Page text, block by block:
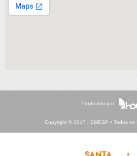
Produzido por
Copyright © 2017 | EMESP • Todos os